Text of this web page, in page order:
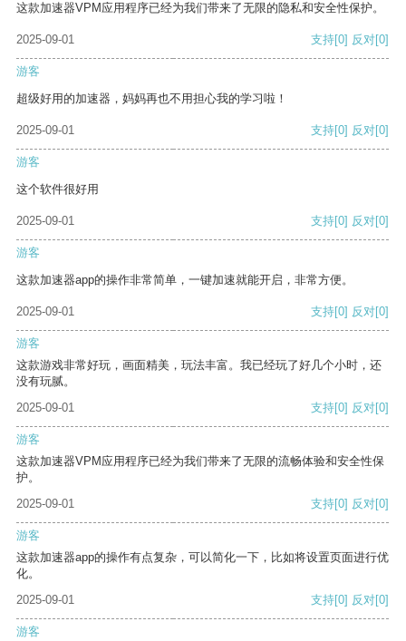
这款加速器VPM应用程序已经为我们带来了无限的隐私和安全性保护。
2025-09-01 支持[0] 反对[0]
游客
超级好用的加速器，妈妈再也不用担心我的学习啦！
2025-09-01 支持[0] 反对[0]
游客
这个软件很好用
2025-09-01 支持[0] 反对[0]
游客
这款加速器app的操作非常简单，一键加速就能开启，非常方便。
2025-09-01 支持[0] 反对[0]
游客
这款游戏非常好玩，画面精美，玩法丰富。我已经玩了好几个小时，还
没有玩腻。
2025-09-01
支持[0] 反对[0]
游客
这款加速器VPM应用程序已经为我们带来了无限的流畅体验和安全性保
护。
2025-09-01
支持[0] 反对[0]
游客
这款加速器app的操作有点复杂，可以简化一下，比如将设置页面进行优
化。
2025-09-01
支持[0] 反对[0]
游客